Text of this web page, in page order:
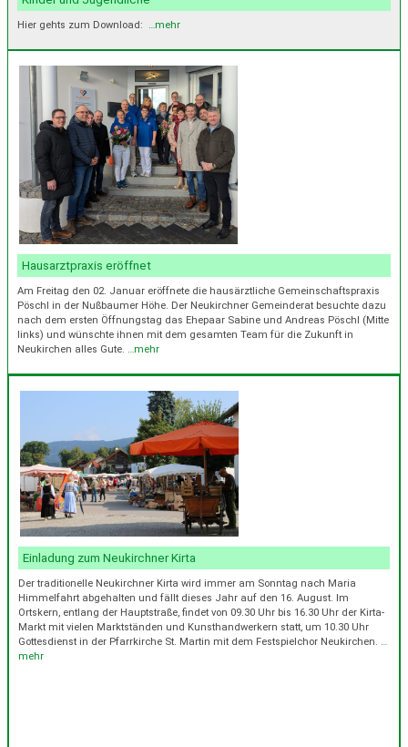
Hier gehts zum Download: …mehr
Hausarztpraxis eröffnet
Am Freitag den 02. Januar eröffnete die hausärztliche Gemeinschaftspraxis
Pöschl in der Nußbaumer Höhe. Der Neukirchner Gemeinderat besuchte dazu
nach dem ersten Öffnungstag das Ehepaar Sabine und Andreas Pöschl (Mitte
links) und wünschte ihnen mit dem gesamten Team für die Zukunft in
Neukirchen alles Gute.
…mehr
Einladung zum Neukirchner Kirta
Der traditionelle Neukirchner Kirta wird immer am Sonntag nach Maria
Himmelfahrt abgehalten und fällt dieses Jahr auf den 16. August. Im
Ortskern, entlang der Hauptstraße, findet von 09.30 Uhr bis 16.30 Uhr der Kirta-
Markt mit vielen Marktständen und Kunsthandwerkern statt, um 10.30 Uhr
Gottesdienst in der Pfarrkirche St. Martin mit dem Festspielchor Neukirchen.
mehr